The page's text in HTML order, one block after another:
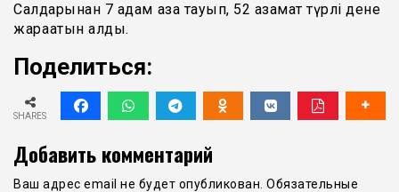
Салдарынан 7 адам қаза тауып, 52 азамат түрлі дене
жарақатын алды.
Поделиться:
SHARES
Добавить комментарий
Ваш адрес email не будет опубликован. Обязательные